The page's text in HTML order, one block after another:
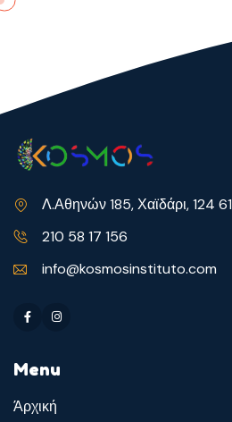
Λ.Αθηνών 185, Χαϊδάρι, 124 61
210 58 17 156
info@kosmosinstituto.com
Menu
Άρχική